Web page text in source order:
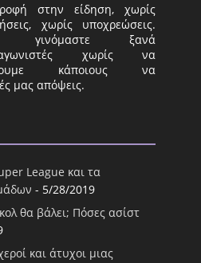
στην είδηση, χωρίς
χωρίς υποχρεώσεις.
γινόμαστε ξανά
χωρίς να
κάποιους να
μας απόψεις.
League και τα
- 5/28/2019
θα βάλει; Πόσες ασίστ
και άτυχοι μιας